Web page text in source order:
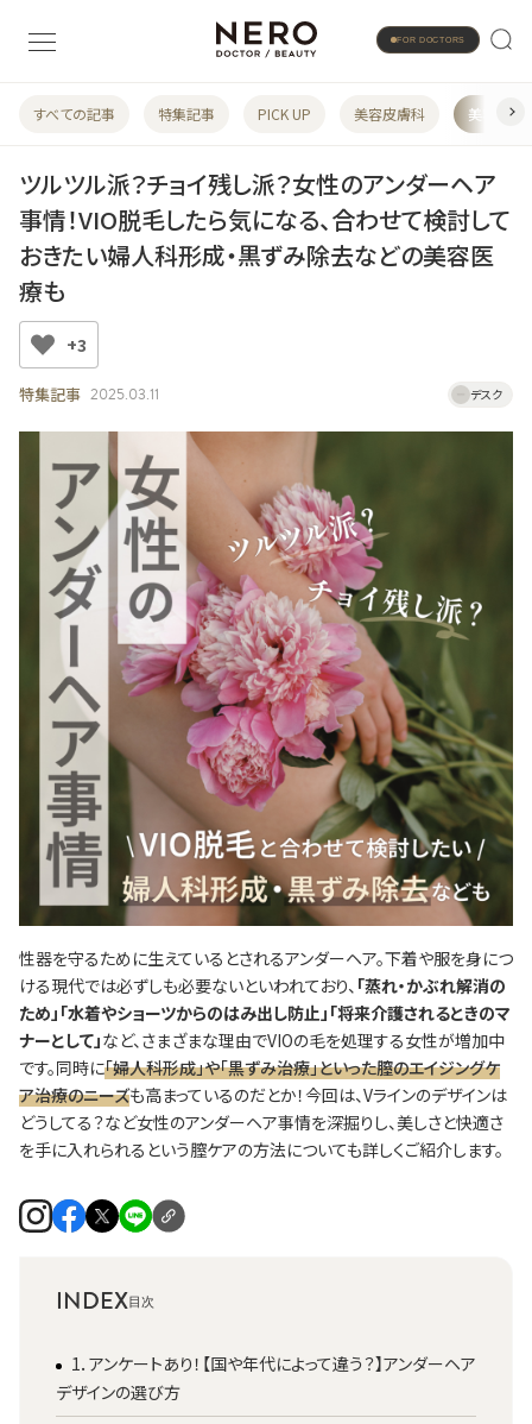
FOR DOCTORS
すべての記事 特集記事 PICK UP 美容皮膚科 美容婦人
ツルツル派？チョイ残し派？女性のアンダーヘア
事情！VIO脱毛したら気になる、合わせて検討して
おきたい婦人科形成・黒ずみ除去などの美容医
療も
+3
特集記事 2025.03.11 デスク
性器を守るために生えているとされるアンダーヘア。下着や服を身につ
ける現代では必ずしも必要ないといわれており、 「蒸れ・かぶれ解消の
ため」「水着やショーツからのはみ出し防止」「将来介護されるときのマ
ナーとして」など、さまざまな理由でVIOの毛を処理する女性が増加中
です。同時に「婦人科形成」や「黒ずみ治療」といった膣のエイジングケ
ア治療のニーズも高まっているのだとか！今回は、Vラインのデザインは
どうしてる？など女性のアンダーヘア事情を深掘りし、美しさと快適さ
を手に入れられるという膣ケアの方法についても詳しくご紹介します。
INDEX
1．アンケートあり！【国や年代によって違う？】アンダーヘア
デザインの選び方